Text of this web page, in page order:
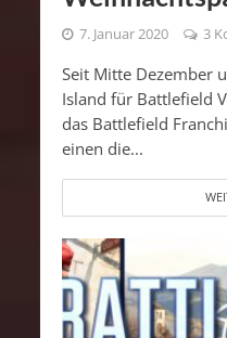
7. Januar 2020 3
Seit Mitte Dezember
Island für Battlefield
das Battlefield
einen die...